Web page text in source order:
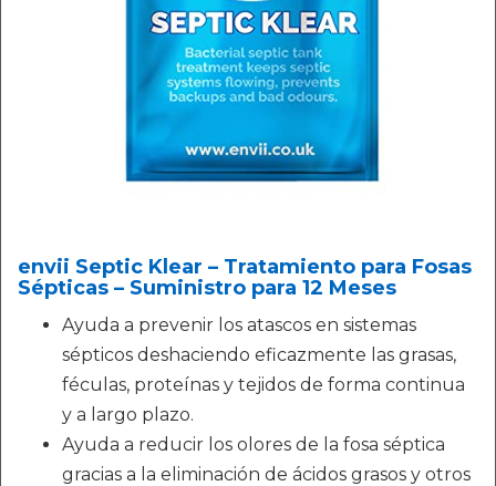
envii Septic Klear – Tratamiento para Fosas
Sépticas – Suministro para 12 Meses
Ayuda a prevenir los atascos en sistemas
sépticos deshaciendo eficazmente las grasas,
féculas, proteínas y tejidos de forma continua
y a largo plazo.
Ayuda a reducir los olores de la fosa séptica
gracias a la eliminación de ácidos grasos y otros